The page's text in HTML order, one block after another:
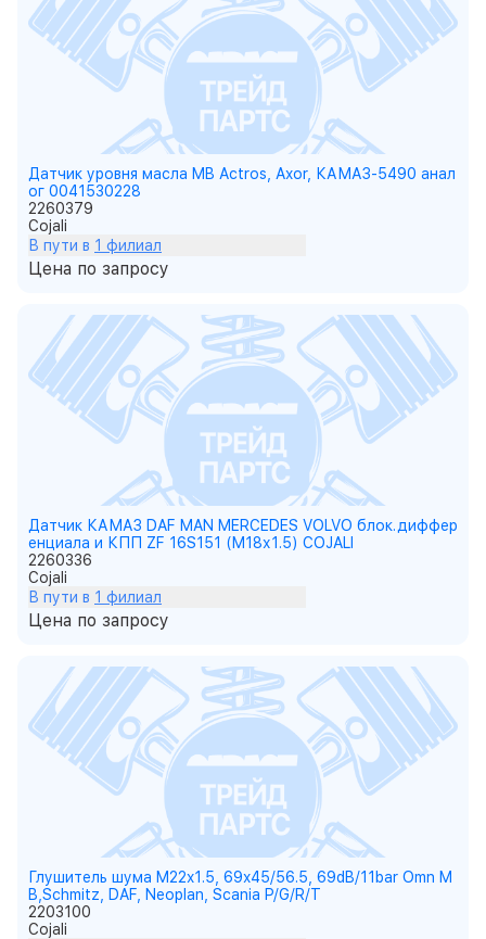
Датчик уровня масла MB Actros, Axor, КАМАЗ-5490 анал
ог 0041530228
2260379
Cojali
В пути в 1 филиал
Цена по запросу
Датчик КАМАЗ DAF MAN MERCEDES VOLVO блок.диффер
енциала и КПП ZF 16S151 (M18х1.5) COJALI
2260336
Cojali
В пути в 1 филиал
Цена по запросу
Глушитель шума M22x1.5, 69x45/56.5, 69dB/11bar Omn M
B,Schmitz, DAF, Neoplan, Scania P/G/R/T
2203100
Cojali